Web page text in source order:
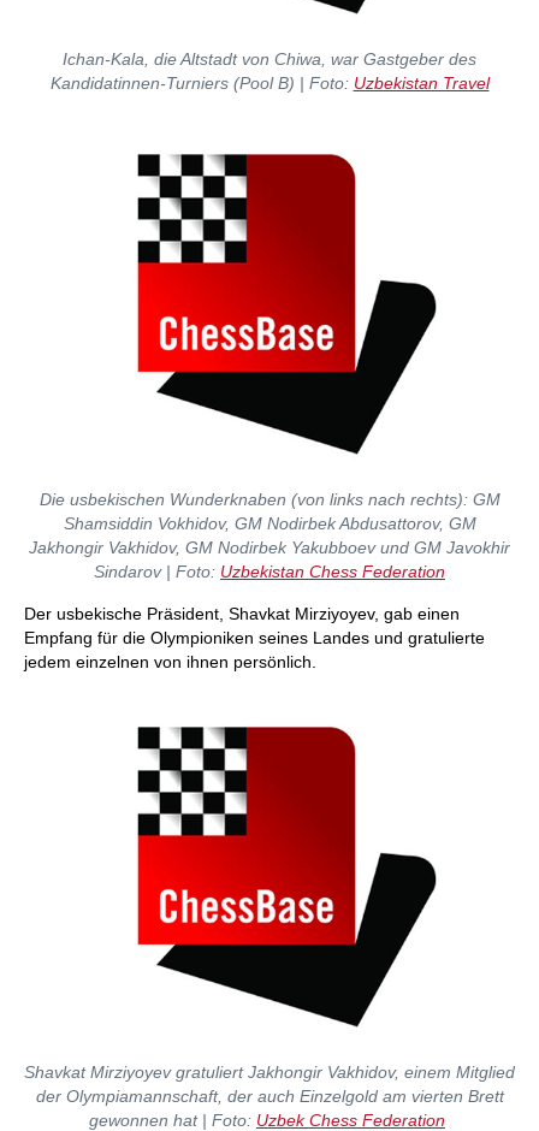
Ichan-Kala, die Altstadt von Chiwa, war Gastgeber des
Kandidatinnen-Turniers (Pool B) | Foto: Uzbekistan Travel
Die usbekischen Wunderknaben (von links nach rechts): GM
Shamsiddin Vokhidov, GM Nodirbek Abdusattorov, GM
Jakhongir Vakhidov, GM Nodirbek Yakubboev und GM Javokhir
Sindarov | Foto: Uzbekistan Chess Federation
Der usbekische Präsident, Shavkat Mirziyoyev, gab einen
Empfang für die Olympioniken seines Landes und gratulierte
jedem einzelnen von ihnen persönlich.
Shavkat Mirziyoyev gratuliert Jakhongir Vakhidov, einem Mitglied
der Olympiamannschaft, der auch Einzelgold am vierten Brett
gewonnen hat | Foto: Uzbek Chess Federation